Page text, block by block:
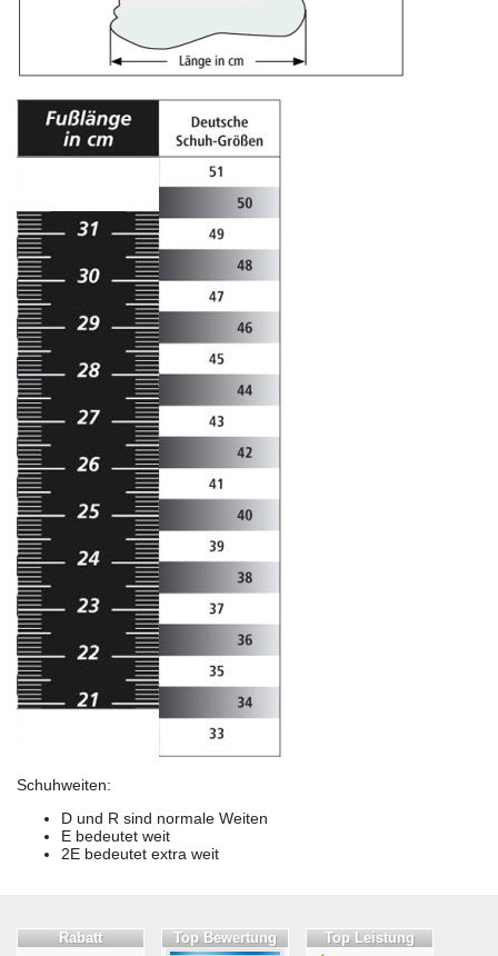
Schuhweiten:
D und R sind normale Weiten
E bedeutet weit
2E bedeutet extra weit
Rabatt Top Bewertung Top Leistung